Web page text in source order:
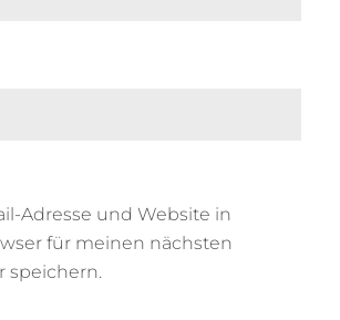
Adresse und Website in
für meinen nächsten
speichern.